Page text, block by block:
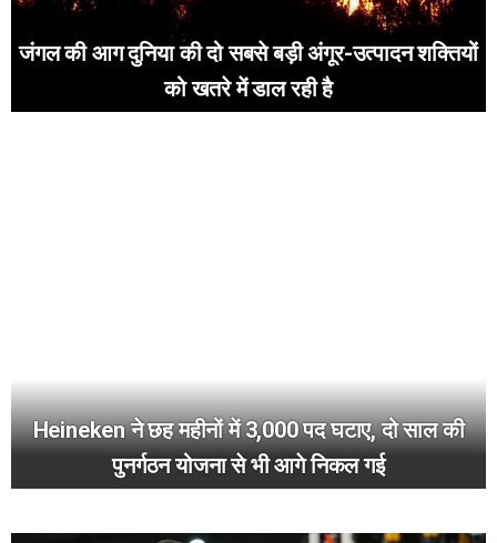
जंगल की आग दुनिया की दो सबसे बड़ी अंगूर-उत्पादन शक्तियों
को खतरे में डाल रही है
Heineken ने छह महीनों में 3,000 पद घटाए, दो साल की
पुनर्गठन योजना से भी आगे निकल गई